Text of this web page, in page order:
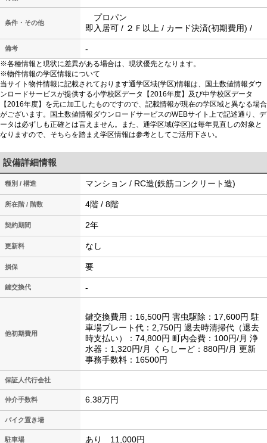
条件・その他
プロパン
即入居可 / ２Ｆ以上 / カード決済(初期費用) /
備考 -
※各種情報と現状に差異がある場合は、現状優先となります。
※物件情報の学区情報について
当サイト物件情報に記載されております通学区域(学区)情報は、国土数値情報ダウ
ンロードサービスが提供する小学校区データ【2016年度】及び中学校区データ
【2016年度】を元に加工したものですので、記載情報が現在の学区域と異なる場合
がございます。国土数値情報ダウンロードサービスのWEBサイト上で記述通り、デ
ータは必ずしも正確とは言えません。また、通学区域(学区)は毎年見直しの対象と
なりますので、そちらを踏まえ学区情報は参考としてご活用下さい。
設備詳細情報
種別 / 構造 マンション / RC造(鉄筋コンクリート造)
所在階 / 階数 4階 / 8階
契約期間 2年
更新料 なし
損保 要
鍵交換代 -
他初期費用
鍵交換費用：16,500円 害虫駆除：17,600円 駐
車場プレート代：2,750円 退去時清掃代（退去
時支払い）：74,800円 町内会費：100円/月 浄
水器：1,320円/月 くらしーど：880円/月 更新
事務手数料：16500円
保証人代行会社
仲介手数料 6.38万円
バイク置き場
駐車場 あり 11,000円